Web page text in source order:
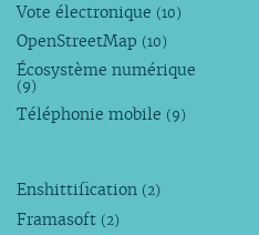
Vote électronique (10)
OpenStreetMap (10)
Écosystème numérique
(9)
Téléphonie mobile (9)
Enshittification (2)
Framasoft (2)